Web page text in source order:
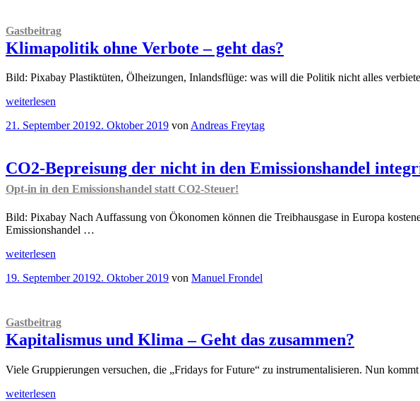
„Klimapaket
2030“?
„Klima-
und
des
Gedankens*“
Gastbeitrag
Klimapolitik ohne Verbote – geht das?
Bild: Pixabay Plastiktüten, Ölheizungen, Inlandsflüge: was will die Politik nicht alles
„Gastbeitrag
ohne
geht
das?“
weiterlesen
Veröffentlicht
21. September 20192. Oktober 2019 vonAndreas Freytag
CO2-Bepreisung der nicht in den Emissionshandel
Opt-in in den Emissionshandel statt CO2-Steuer!
Bild: Pixabay Nach Auffassung von Ökonomen können die Treibhausgase in Europa
Emissionshandel …
„CO2-
der
den
Emissionshandel
integrierten
Opt-
in
weiterlesen
Veröffentlicht
19. September 20192. Oktober 2019 von Manuel Frondel
Gastbeitrag
Kapitalismus und Klima – Geht das zusammen?
Viele Gruppierungen versuchen, die „Fridays for Future“ zu instrumentalisieren. Nun
„Gastbeitrag
weiterlesen